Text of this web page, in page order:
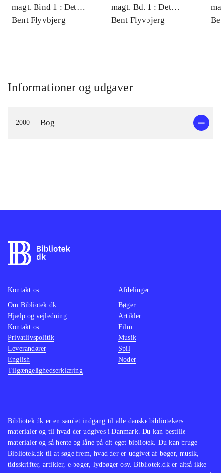
magt. Bind 1 : Det
konkretes videnskab
Bent Flyvbjerg
magt. Bd. 1 : Det
konkretes videnskab
Bent Flyvbjerg
Informationer og udgaver
2000 Bog
Bibliotek.dk er en samlet indgang til alle danske bibliotekers
materialer og til hvad der udgives i Danmark. Du kan bestille
materialer og så hente og låne på dit eget bibliotek. Du kan bruge
Bibliotek.dk til at søge frem, hvad der er udgivet af bøger, musik,
tidsskrifter, artikler, e-bøger, lydbøger osv. Bibliotek.dk er altså ikke
Kontakt os
Om Bibliotek.dk
Hjælp og vejledning
Kontakt os
Privatlivspolitik
Leverandører
English
Tilgængelighedserklæring
Afdelinger
Bøger
Artikler
Film
Musik
Spil
Noder